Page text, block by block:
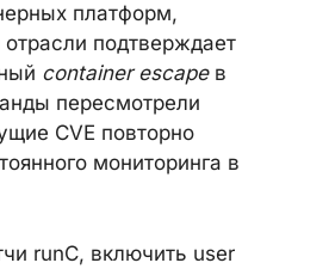
платформ,
подтверждает
container escapeв
пересмотрели
CVE повторно
мониторинга в
runC, включить user